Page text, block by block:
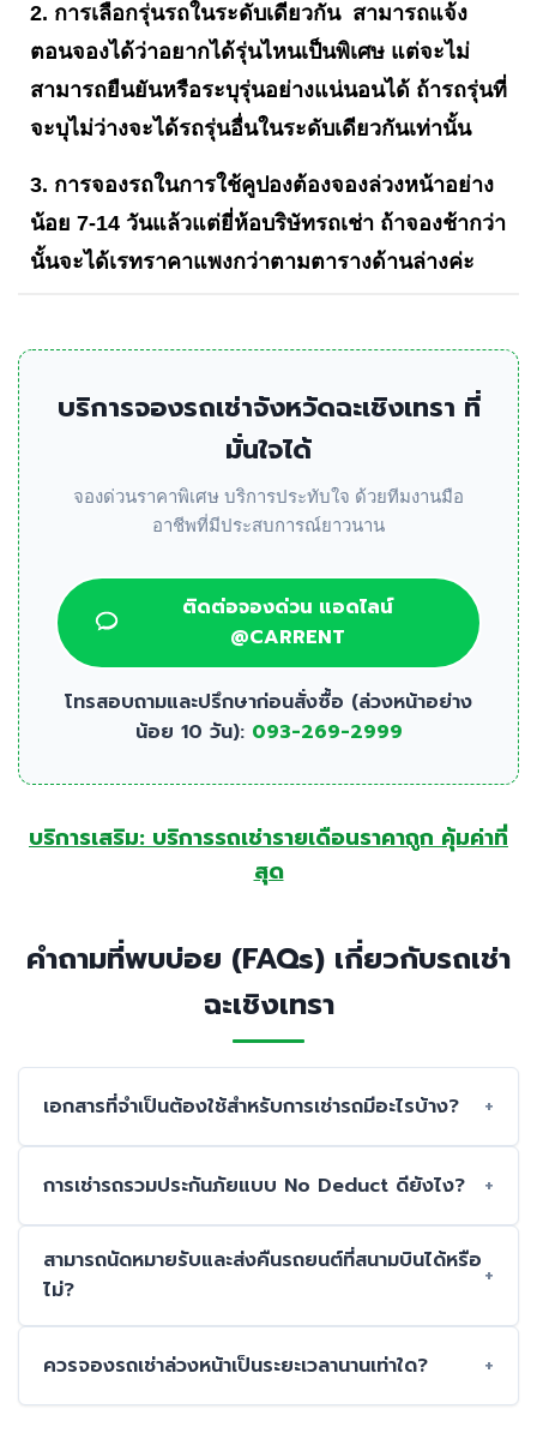
2. การเลือกรุ่นรถในระดับเดียวกัน สามารถแจ้ง
ตอนจองได้ว่าอยากได้รุ่นไหนเป็นพิเศษ แต่จะไม่
สามารถยืนยันหรือระบุรุ่นอย่างแน่นอนได้ ถ้ารถรุ่นที่
จะบุไม่ว่างจะได้รถรุ่นอื่นในระดับเดียวกันเท่านั้น
3. การจองรถในการใช้คูปองต้องจองล่วงหน้าอย่าง
น้อย 7-14 วันแล้วแต่ยี่ห้อบริษัทรถเช่า ถ้าจองช้ากว่า
นั้นจะได้เรทราคาแพงกว่าตามตารางด้านล่างค่ะ
บริการจองรถเช่าจังหวัดฉะเชิงเทรา ที่
มั่นใจได้
จองด่วนราคาพิเศษ บริการประทับใจ ด้วยทีมงานมือ
อาชีพที่มีประสบการณ์ยาวนาน
ติดต่อจองด่วน แอดไลน์
@CARRENT
โทรสอบถามและปรึกษาก่อนสั่งซื้อ (ล่วงหน้าอย่าง
น้อย 10 วัน): 093-269-2999
บริการเสริม: บริการรถเช่ารายเดือนราคาถูก คุ้มค่าที่
สุด
คำถามที่พบบ่อย (FAQs) เกี่ยวกับรถเช่า
ฉะเชิงเทรา
เอกสารที่จำเป็นต้องใช้สำหรับการเช่ารถมีอะไรบ้าง?
การเช่ารถรวมประกันภัยแบบ No Deduct ดียังไง?
สามารถนัดหมายรับและส่งคืนรถยนต์ที่สนามบินได้หรือ
ไม่?
ควรจองรถเช่าล่วงหน้าเป็นระยะเวลานานเท่าใด?